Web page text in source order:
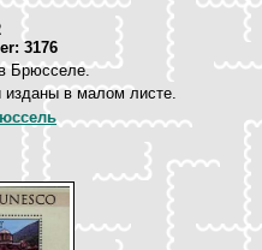
3176
Брюсселе.
изданы в малом листе.